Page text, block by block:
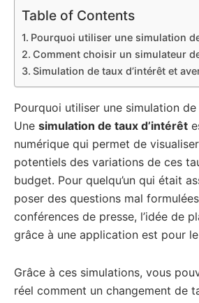
Table of Contents
Pourquoi utiliser une simulation
Comment choisir un simulateur
Simulation de taux d’intérêt et
Pourquoi utiliser une simulation de
Une simulation de taux d’intérêt
numérique qui permet de
potentiels des variations de ces
budget. Pour quelqu’un qui était
poser des questions mal
conférences de presse, l’idée de
grâce à une application est pour
Grâce à ces simulations, vous
réel comment un changement de